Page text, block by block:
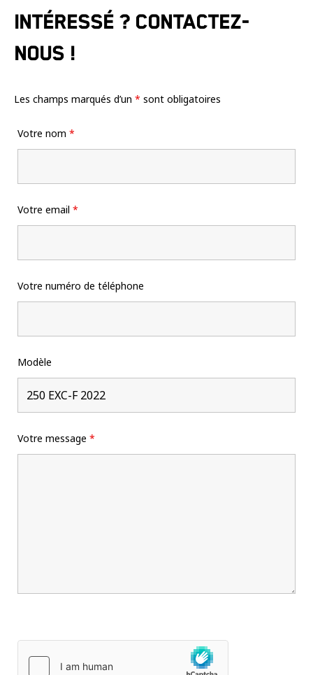
Intéressé ? Contactez-
nous !
Les champs marqués d’un * sont obligatoires
Votre nom *
Votre email *
Votre numéro de téléphone
Modèle
Votre message *